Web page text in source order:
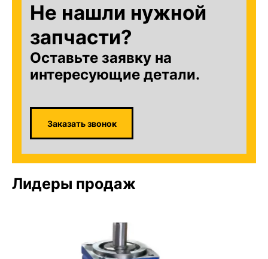
Не нашли нужной
запчасти?
Оставьте заявку на
интересующие детали.
Заказать звонок
Лидеры продаж